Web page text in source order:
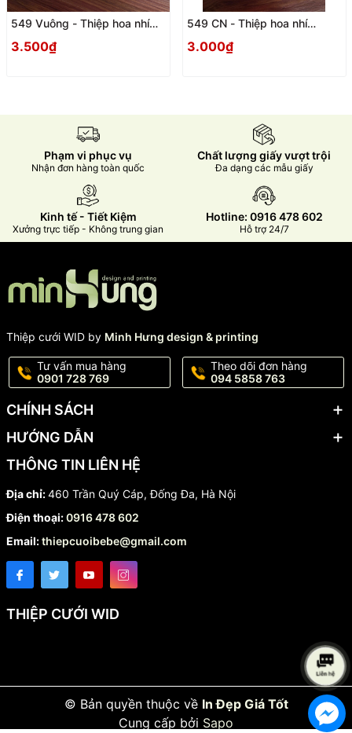
549 Vuông - Thiệp hoa nhí
3.500₫
549 CN - Thiệp hoa nhí
3.000₫
Phạm vi phục vụ
Nhận đơn hàng toàn quốc
Chất lượng giấy vượt trội
Đa dạng các mẫu giấy
Kinh tế - Tiết Kiệm
Xưởng trực tiếp - Không trung gian
Hotline: 0916 478 602
Hỗ trợ 24/7
Thiệp cưới WID by Minh Hưng design & printing
Tư vấn mua hàng
0901 728 769
Theo dõi đơn hàng
094 5858 763
CHÍNH SÁCH
HƯỚNG DẪN
THÔNG TIN LIÊN HỆ
Địa chỉ:460 Trần Quý Cáp, Đống Đa, Hà Nội
Điện thoại:0916 478 602
Email:thiepcuoibebe@gmail.com
THIỆP CƯỚI WID
© Bản quyền thuộc về In Đẹp Giá Tốt
Cung cấp bởi Sapo